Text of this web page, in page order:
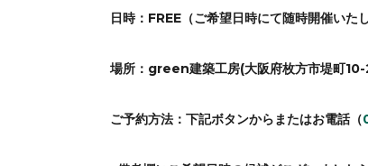
日時：FREE（ご希望日時にて随時開催いた
場所：green建築工房(大阪府枚方市堤町
ご予約方法：下記ボタンからまたはお電話（